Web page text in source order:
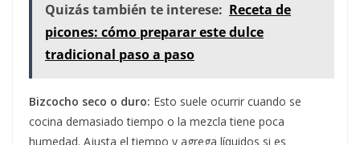
Quizás también te interese: Receta de
picones: cómo preparar este dulce
tradicional paso a paso
Bizcocho seco o duro: Esto suele ocurrir cuando se
cocina demasiado tiempo o la mezcla tiene poca
humedad. Ajusta el tiempo y agrega líquidos si es